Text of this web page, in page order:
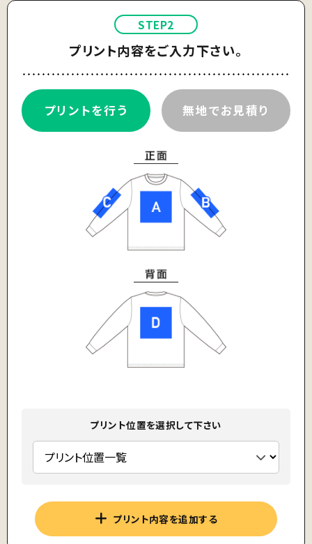
STEP2
プリント内容をご入力下さい。
プリントを行う 無地でお見積り
プリント位置を選択して下さい
プリント内容を追加する